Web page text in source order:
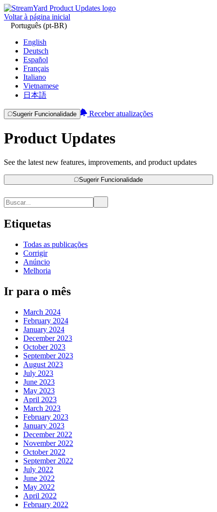
Voltar à página inicial
Português (pt-BR)
English
Deutsch
Español
Français
Italiano
Vietnamese
日本語
Sugerir Funcionalidade Receber atualizações
Product Updates
See the latest new features, improvements, and product updates
Sugerir Funcionalidade
Etiquetas
Todas as publicações
Corrigir
Anúncio
Melhoria
Ir para o mês
March 2024
February 2024
January 2024
December 2023
October 2023
September 2023
August 2023
July 2023
June 2023
May 2023
April 2023
March 2023
February 2023
January 2023
December 2022
November 2022
October 2022
September 2022
July 2022
June 2022
May 2022
April 2022
February 2022